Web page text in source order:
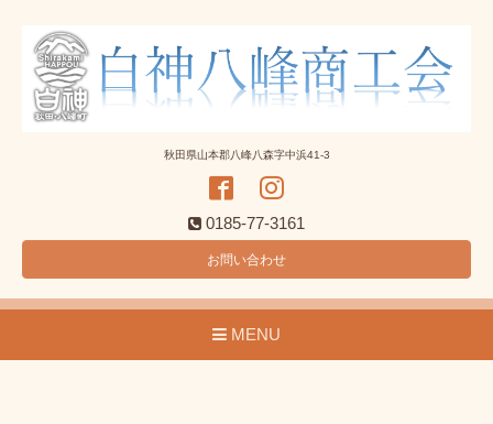
秋田県山本郡八峰八森字中浜41-3
0185-77-3161
お問い合わせ
MENU